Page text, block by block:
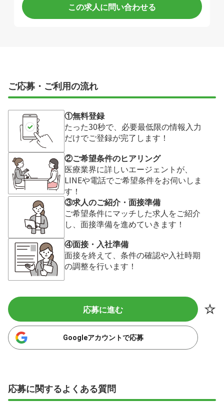
この求人に問い合わせる
ご応募・ご利用の流れ
①無料登録
たった30秒で、必要最低限の情報入力
だけでご登録が完了します！
②ご希望条件のヒアリング
医療業界に詳しいエージェントが、
LINEや電話でご希望条件をお伺いしま
す！
③求人のご紹介・面接準備
ご希望条件にマッチした求人をご紹介
し、面接準備を進めていきます！
④面接・入社準備
面接を終えて、条件の確認や入社時期
の調整を行います！
応募に進む
Googleアカウントで応募
応募に関するよくある質問